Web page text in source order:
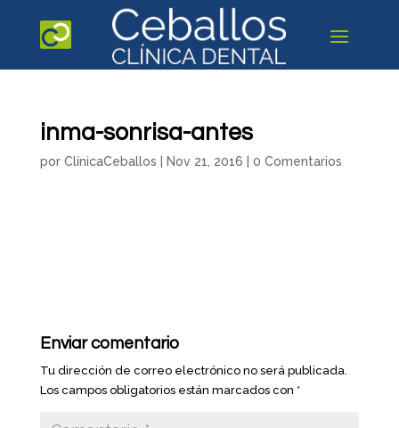
inma-sonrisa-antes
por ClínicaCeballos Nov 21, 2016 0 Comentarios
Enviar comentario
Tu dirección de correo electrónico no será publicada.
Los campos obligatorios están marcados con *